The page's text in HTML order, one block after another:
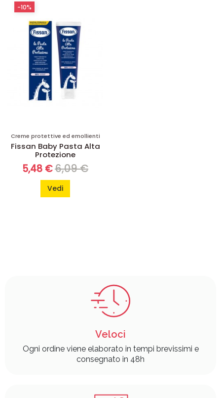
Creme protettive ed emollienti
Fissan Baby Pasta Alta
Protezione
5,48 €6,09 €
Vedi
-10%
Veloci
Ogni ordine viene elaborato in tempi brevissimi e
consegnato in 48h